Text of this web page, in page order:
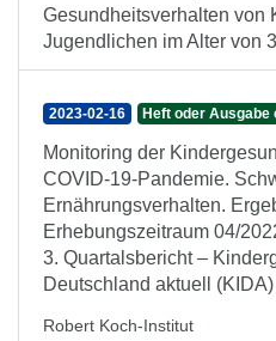
Gesundheitsverhalten von
Jugendlichen im Alter von
2023-02-16 Heft oder
Monitoring der
COVID-19-Pandemie.
Ernährungsverhalten.
Erhebungszeitraum 04/
3. Quartalsbericht –
Deutschland aktuell (KIDA)
Robert Koch-Institut